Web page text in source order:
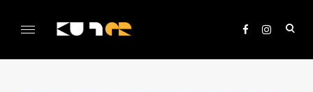
KULTer.hu